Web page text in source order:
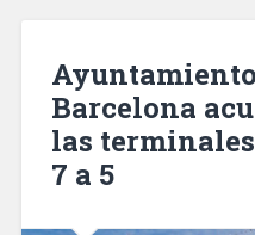
Barcelona
las
7 a 5